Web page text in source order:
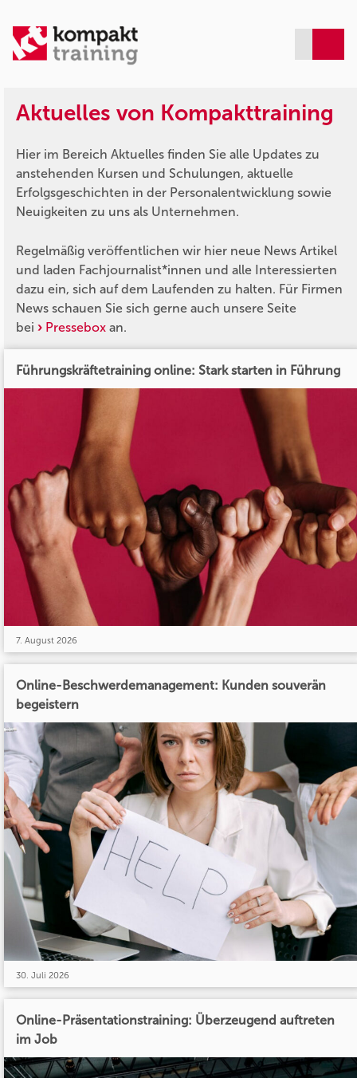
Aktuelles von Kompakttraining
Hier im Bereich Aktuelles finden Sie alle Updates zu
anstehenden Kursen und Schulungen, aktuelle
Erfolgsgeschichten in der Personalentwicklung sowie
Neuigkeiten zu uns als Unternehmen.
Regelmäßig veröffentlichen wir hier neue News Artikel
und laden Fachjournalist*innen und alle Interessierten
dazu ein, sich auf dem Laufenden zu halten. Für Firmen
News schauen Sie sich gerne auch unsere Seite
bei
Pressebox an.
Führungskräftetraining online: Stark starten in Führung
7. August 2026
Online-Beschwerdemanagement: Kunden souverän
begeistern
30. Juli 2026
Online-Präsentationstraining: Überzeugend auftreten
im Job